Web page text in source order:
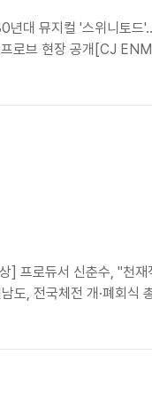
대 뮤지컬 '스위니토
로브 현장 공개[CJ
로듀서 신춘수, "천
, 전국체전 개·폐회식